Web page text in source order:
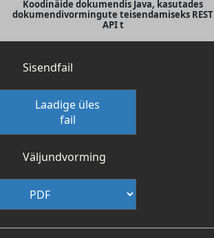
Koodinäide dokumendis Java, kasutades
dokumendivormingute teisendamiseks REST
API t
Sisendfail
Laadige üles
fail
Väljundvorming